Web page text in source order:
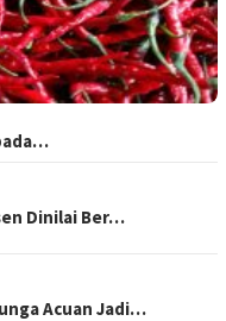
Dinilai Ber…
Acuan Jadi…